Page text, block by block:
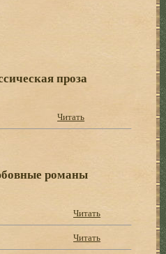
проза
Читать
романы
Читать
Читать